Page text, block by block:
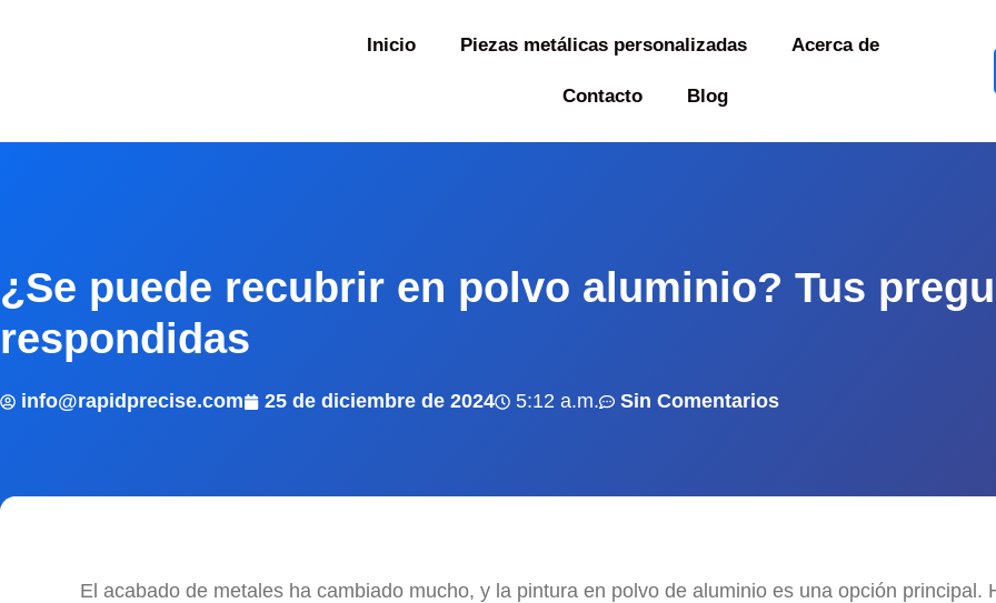
Inicio Piezas metálicas personalizadas Acerca de
Contacto Blog
¿Se puede recubrir en polvo aluminio? Tus
respondidas
info@rapidprecise.com 25 de diciembre de 2024 5:12 a.m. Sin Comentarios
El acabado de metales ha cambiado mucho, y la pintura en polvo de aluminio es una opción principal.